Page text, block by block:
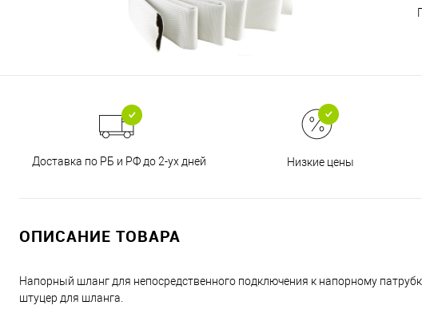
Доставка по РБ и РФ до 2-ух дней Низкие цены
ОПИСАНИЕ ТОВАРА
Напорный шланг для непосредственного подключения к напорному
штуцер для шланга.